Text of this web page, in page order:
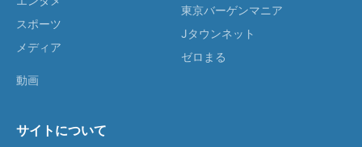
スポーツ
メディア
動画
東京バーゲンマニア
Jタウンネット
ゼロまる
サイトについて